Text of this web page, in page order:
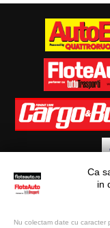
©
Situl nostru
Ca
in
Nu colectam date cu caracter